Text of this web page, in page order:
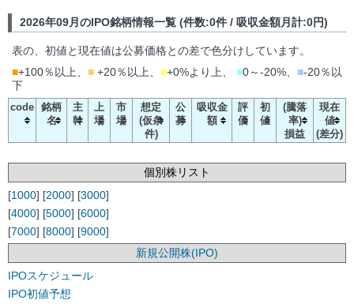
2026年09月のIPO銘柄情報一覧 (件数:0件 / 吸収金額月計:0円)
表の、初値と現在値は公募価格との差で色分けしています。
■+100％以上、 ■ +20％以上、 ■+0%より上、 ■0～-20%、 ■-20％以
下
code 銘柄
名
主
幹
上
場
市
場
想定
(仮条
件)
公
募
吸収金
額
評
価
初
値
(騰落
率)
損益
現在
値
(差分)
個別株リスト
[1000] [2000] [3000]
[4000] [5000] [6000]
[7000] [8000] [9000]
新規公開株(IPO)
IPOスケジュール
IPO初値予想